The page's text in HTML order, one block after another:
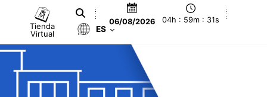
Tienda
Virtual
06/08/2026 04h : 59m : 31s
ES